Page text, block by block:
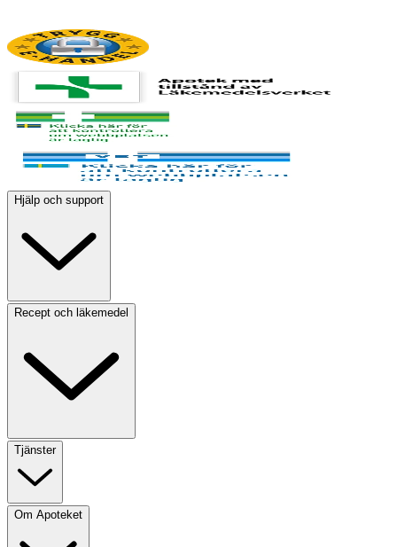
Hjälp och support
Recept och läkemedel
Tjänster
Om Apoteket